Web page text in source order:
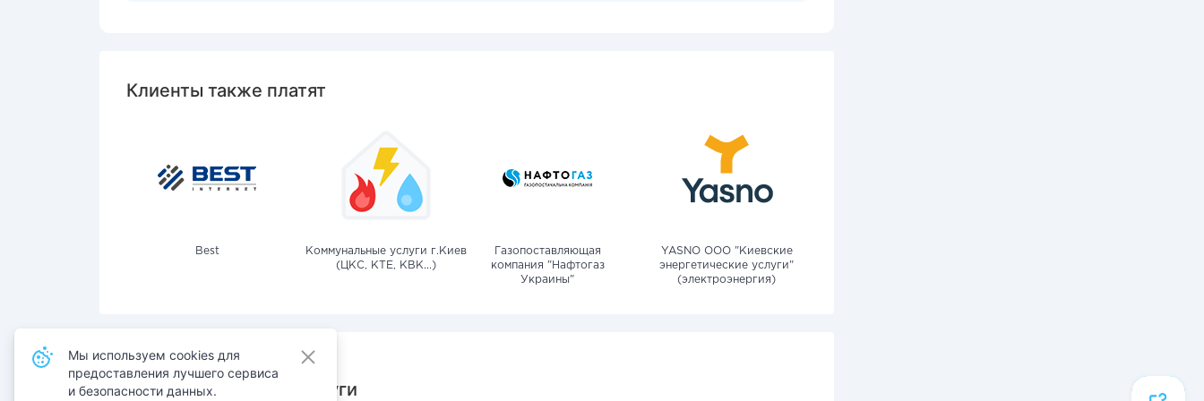
Клиенты также платят
Best
Коммунальные услуги г.Киев
(ЦКС, КТЕ, КВК...)
Газопоставляющая
компания "Нафтогаз
Украины"
YASNO OOO "Киевские
энергетические услуги"
(электроэнергия)
Также оплачивают услуги
Мы используем cookies для
предоставления лучшего сервиса
и безопасности данных.